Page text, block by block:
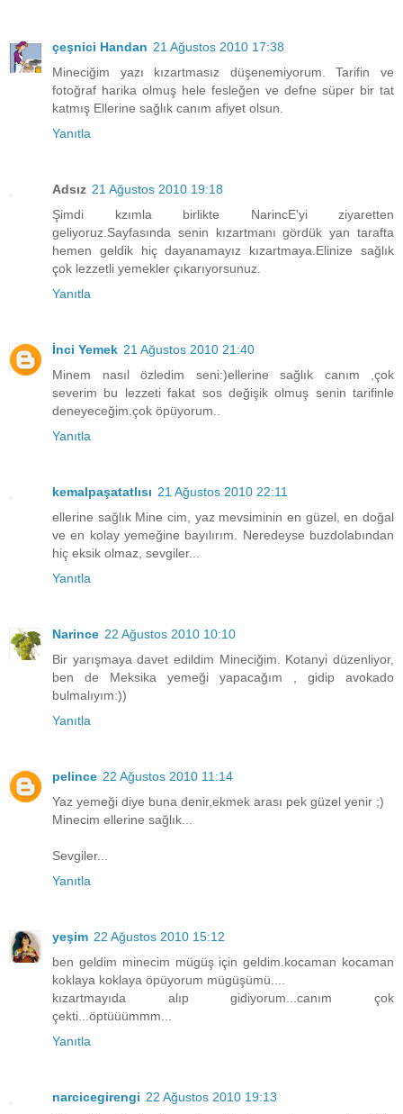
çeşnici Handan 21 Ağustos 2010 17:38
Mineciğim yazı kızartmasız düşenemiyorum. Tarifin ve
fotoğraf harika olmuş hele fesleğen ve defne süper bir tat
katmış Ellerine sağlık canım afiyet olsun.
Yanıtla
Adsız 21 Ağustos 2010 19:18
Şimdi kzımla birlikte NarincE'yi ziyaretten
geliyoruz.Sayfasında senin kızartmanı gördük yan tarafta
hemen geldik hiç dayanamayız kızartmaya.Elinize sağlık
çok lezzetli yemekler çıkarıyorsunuz.
Yanıtla
İnci Yemek 21 Ağustos 2010 21:40
Minem nasıl özledim seni:)ellerine sağlık canım ,çok
severim bu lezzeti fakat sos değişik olmuş senin tarifinle
deneyeceğim.çok öpüyorum..
Yanıtla
kemalpaşatatlısı 21 Ağustos 2010 22:11
ellerine sağlık Mine cim, yaz mevsiminin en güzel, en doğal
ve en kolay yemeğine bayılırım. Neredeyse buzdolabından
hiç eksik olmaz, sevgiler...
Yanıtla
Narince 22 Ağustos 2010 10:10
Bir yarışmaya davet edildim Mineciğim. Kotanyi düzenliyor,
ben de Meksika yemeği yapacağım , gidip avokado
bulmalıyım:))
Yanıtla
pelince 22 Ağustos 2010 11:14
Yaz yemeği diye buna denir,ekmek arası pek güzel yenir ;)
Minecim ellerine sağlık...
Sevgiler...
Yanıtla
yeşim 22 Ağustos 2010 15:12
ben geldim minecim mügüş için geldim.kocaman kocaman
koklaya koklaya öpüyorum mügüşümü....
kızartmayıda alıp gidiyorum...canım çok
çekti...öptüüümmm...
Yanıtla
narcicegirengi 22 Ağustos 2010 19:13